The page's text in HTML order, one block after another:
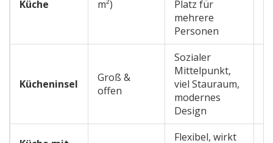
Küche
m²)
Platz für
mehrere
Personen
Kücheninsel
Groß &
offen
Sozialer
Mittelpunkt,
viel Stauraum,
modernes
Design
Flexibel, wirkt